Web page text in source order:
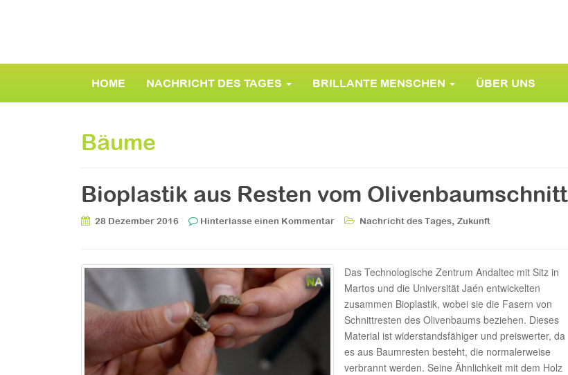
HOME NACHRICHT DES TAGES BRILLANTE MENSCHEN ÜBER UNS
Bäume
Bioplastik aus Resten vom Olivenbaumschnitt
28 Dezember 2016 Hinterlasse einen Kommentar Nachricht des Tages, Zukunft
Das Technologische Zentrum Andaltec mit Sitz in
Martos und die Universität Jaén entwickelten
zusammen Bioplastik, wobei sie die Fasern von
Schnittresten des Olivenbaums beziehen. Dieses
Material ist widerstandsfähiger und preiswerter, da
es aus Baumresten besteht, die normalerweise
verbrannt werden. Seine Ähnlichkeit mit dem Holz